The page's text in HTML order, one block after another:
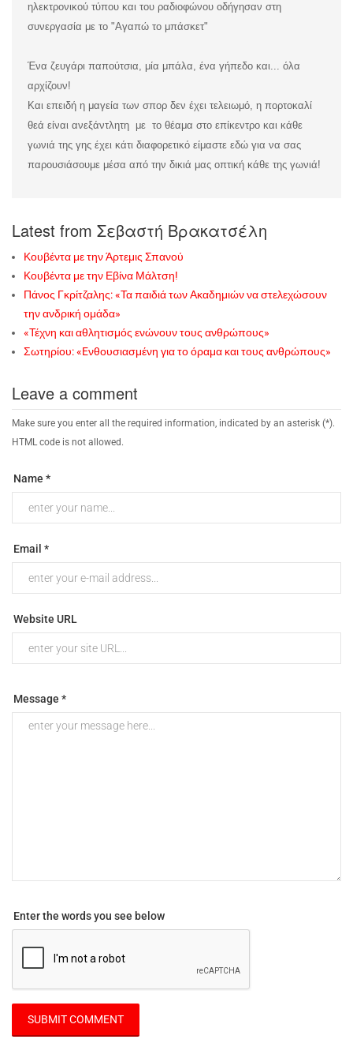
ηλεκτρονικού τύπου και του ραδιοφώνου οδήγησαν στη
συνεργασία με το "Αγαπώ το μπάσκετ"
Ένα ζευγάρι παπούτσια, μία μπάλα, ένα γήπεδο και... όλα
αρχίζουν!
Και επειδή η μαγεία των σπορ δεν έχει τελειωμό, η πορτοκαλί
θεά είναι ανεξάντλητη με το θέαμα στο επίκεντρο και κάθε
γωνιά της γης έχει κάτι διαφορετικό είμαστε εδώ για να σας
παρουσιάσουμε μέσα από την δικιά μας οπτική κάθε της γωνιά!
Latest from Σεβαστή Βρακατσέλη
Κουβέντα με την Άρτεμις Σπανού
Κουβέντα με την Εβίνα Μάλτση!
Πάνος Γκρίτζαλης: «Τα παιδιά των Ακαδημιών να στελεχώσουν
την ανδρική ομάδα»
«Τέχνη και αθλητισμός ενώνουν τους ανθρώπους»
Σωτηρίου: «Eνθουσιασμένη για το όραμα και τους ανθρώπους»
Leave a comment
Make sure you enter all the required information, indicated by an asterisk (*).
HTML code is not allowed.
Name *
Email *
Website URL
Message *
Enter the words you see below